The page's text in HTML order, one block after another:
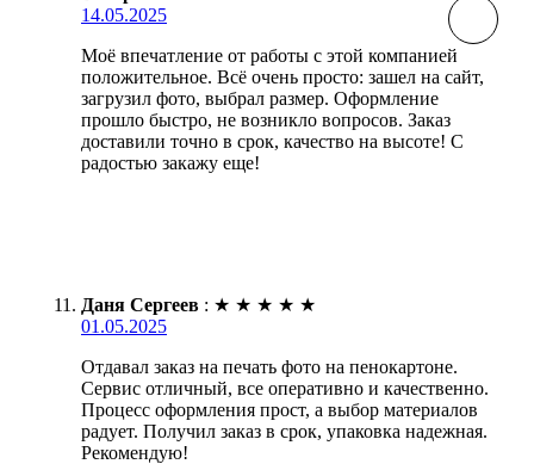
14.05.2025
Моё впечатление от работы с этой компанией
положительное. Всё очень просто: зашел на сайт,
загрузил фото, выбрал размер. Оформление
прошло быстро, не возникло вопросов. Заказ
доставили точно в срок, качество на высоте! С
радостью закажу еще!
Даня Сергеев : ★ ★ ★ ★ ★
01.05.2025
Отдавал заказ на печать фото на пенокартоне.
Сервис отличный, все оперативно и качественно.
Процесс оформления прост, а выбор материалов
радует. Получил заказ в срок, упаковка надежная.
Рекомендую!